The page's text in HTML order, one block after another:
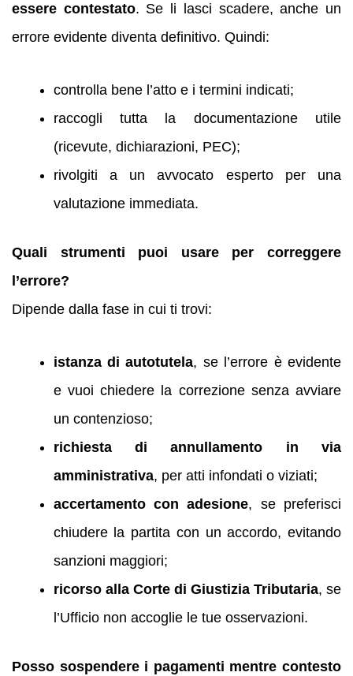
essere contestato. Se li lasci scadere, anche un
errore evidente diventa definitivo. Quindi:
controlla bene l’atto e i termini indicati;
raccogli tutta la documentazione utile
(ricevute, dichiarazioni, PEC);
rivolgiti a un avvocato esperto per una
valutazione immediata.
Quali strumenti puoi usare per correggere
l’errore?
Dipende dalla fase in cui ti trovi:
istanza di autotutela, se l’errore è evidente
e vuoi chiedere la correzione senza avviare
un contenzioso;
richiesta di annullamento in via
amministrativa, per atti infondati o viziati;
accertamento con adesione, se preferisci
chiudere la partita con un accordo, evitando
sanzioni maggiori;
ricorso alla Corte di Giustizia Tributaria, se
l’Ufficio non accoglie le tue osservazioni.
Posso sospendere i pagamenti mentre contesto